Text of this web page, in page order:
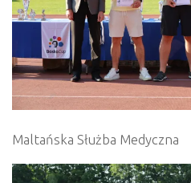
Maltańska Służba Medyczna